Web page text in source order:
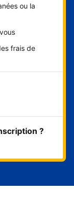
ou la
frais de
?